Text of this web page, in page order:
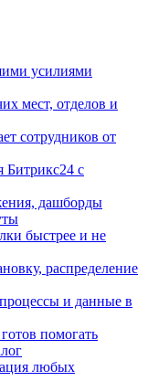
усилиями
мест, отделов и
сотрудников от
Битрикс24 с
дашборды
быстрее и не
распределение
и данные в
помогать
любых